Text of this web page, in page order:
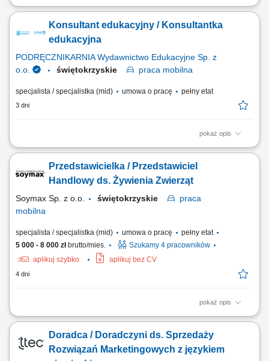
Czym zajmuje się Konsultant Oświatowy / Konsultantka Oświatowa?
szkolnej/akademickiej na spotkaniach w placówkach oświatowych
umówionych przez The Point. Umawianiem i przeprowadzaniem
Konsultant edukacyjny / Konsultantka
edukacyjna
PODRĘCZNIKARNIA Wydawnictwo Edukacyjne Sp. z
o.o.
świętokrzyskie praca mobilna
specjalista / specjalistka (mid) umowa o pracę pełny etat
3 dni
pokaż opis
Opis stanowiska: Pozyskiwanie nowych partnerów biznesowych oraz
oświatowo-wychowawczego; Przeprowadzanie bezpośrednich spotkań
handlowych i prezentacja asortymentu wyposażenia, sprzętu
Przedstawicielka / Przedstawiciel
Handlowy ds. Żywienia Zwierząt
Soymax Sp. z o.o. świętokrzyskie
praca
mobilna
specjalista / specjalistka (mid) umowa o pracę
pełny etat
5 000 - 8 000 złbrutto/mies.
Szukamy 4 pracowników
aplikuj szybko
aplikuj bez CV
4 dni
pokaż opis
Poszukujemy Konsultantów ds. Żywienia w kilku lokalizacjach w Polsce.
bydła na wyznaczonym obszarze. Aktywne pozyskiwanie nowych
klientów oraz utrzymywanie długofalowych relacji z obecnymi
kontrahentami. Doradzanie klientom w...
Doradca / Doradczyni ds. Sprzedaży
Rozwiązań Marketingowych z językiem